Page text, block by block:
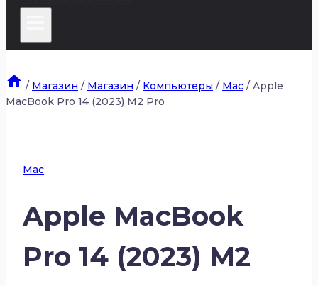
/ Магазин / Магазин / Компьютеры / Mac / Apple
MacBook Pro 14 (2023) M2 Pro
Mac
Apple MacBook
Pro 14 (2023) M2